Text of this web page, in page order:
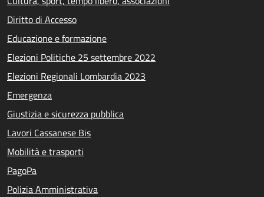
Diritto di Accesso
Educazione e formazione
Elezioni Politiche 25 settembre 2022
Elezioni Regionali Lombardia 2023
Emergenza
Giustizia e sicurezza pubblica
Lavori Cassanese Bis
Mobilità e trasporti
PagoPa
Polizia Amministrativa